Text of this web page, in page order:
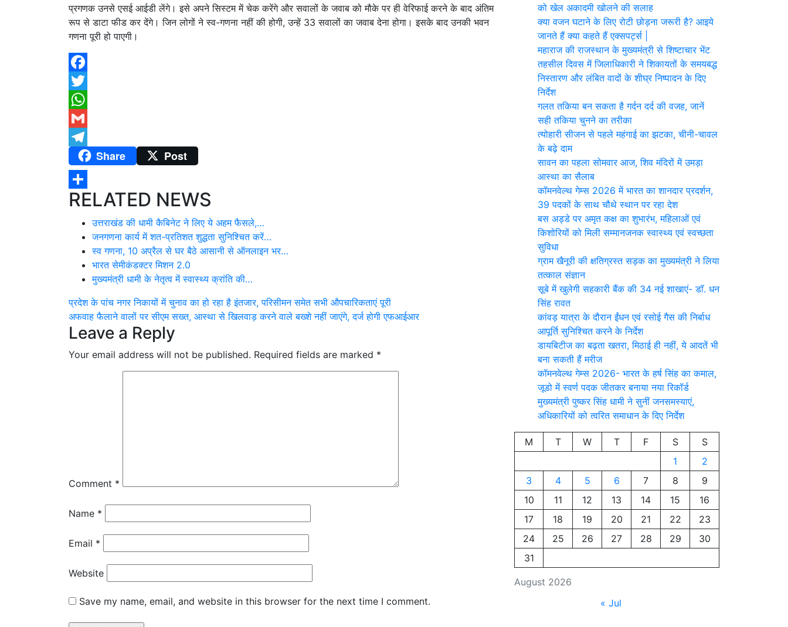
प्रगणक उनसे एसई आईडी लेंगे। इसे अपने सिस्टम में चेक करेंगे और सवालों के जवाब को मौके पर ही वेरिफाई करने के बाद अंतिम
रूप से डाटा फीड कर देंगे। जिन लोगों ने स्व-गणना नहीं की होगी, उन्हें 33 सवालों का जवाब देना होगा। इसके बाद उनकी भवन
गणना पूरी हो पाएगी।
Facebook
Twitter
WhatsApp
Gmail
TelegramShare Post
Share
RELATED NEWS
उत्तराखंड की धामी कैबिनेट ने लिए ये अहम फैसले,…
जनगणना कार्य में शत-प्रतिशत शुद्धता सुनिश्चित करें…
स्व गणना, 10 अप्रैल से घर बैठे आसानी से ऑनलाइन भर…
भारत सेमीकंडक्टर मिशन 2.0
मुख्यमंत्री धामी के नेतृत्व में स्वास्थ्य क्रांति की…
Post
navigation
प्रदेश के पांच नगर निकायों में चुनाव का हो रहा है इंतजार, परिसीमन समेत सभी औपचारिकताएं पूरी
अफवाह फैलाने वालों पर सीएम सख्त, आस्था से खिलवाड़ करने वाले बख्शे नहीं जाएंगे, दर्ज होगी एफआईआर
Leave a Reply
Your email address will not be published. Required fields are marked *
Comment *
Name *
Email *
Website
Save my name, email, and website in this browser for the next time I comment.
को खेल अकादमी खोलने की सलाह
क्या वजन घटाने के लिए रोटी छोड़ना जरूरी है? आइये
जानते हैं क्या कहते हैं एक्सपर्ट्स |
महाराज की राजस्थान के मुख्यमंत्री से शिष्टाचार भेंट
तहसील दिवस में जिलाधिकारी ने शिकायतों के समयबद्ध
निस्तारण और लंबित वादों के शीघ्र निष्पादन के दिए
निर्देश
गलत तकिया बन सकता है गर्दन दर्द की वजह, जानें
सही तकिया चुनने का तरीका
त्योहारी सीजन से पहले महंगाई का झटका, चीनी-चावल
के बढ़े दाम
सावन का पहला सोमवार आज, शिव मंदिरों में उमड़ा
आस्था का सैलाब
कॉमनवेल्थ गेम्स 2026 में भारत का शानदार प्रदर्शन,
39 पदकों के साथ चौथे स्थान पर रहा देश
बस अड्डे पर अमृत कक्ष का शुभारंभ, महिलाओं एवं
किशोरियों को मिली सम्मानजनक स्वास्थ्य एवं स्वच्छता
सुविधा
ग्राम खैनूरी की क्षतिग्रस्त सड़क का मुख्यमंत्री ने लिया
तत्काल संज्ञान
सूबे में खुलेगी सहकारी बैंक की 34 नई शाखाएं- डाॅ. धन
सिंह रावत
कांवड़ यात्रा के दौरान ईंधन एवं रसोई गैस की निर्बाध
आपूर्ति सुनिश्चित करने के निर्देश
डायबिटीज का बढ़ता खतरा, मिठाई ही नहीं, ये आदतें भी
बना सकती हैं मरीज
कॉमनवेल्थ गेम्स 2026- भारत के हर्ष सिंह का कमाल,
जूडो में स्वर्ण पदक जीतकर बनाया नया रिकॉर्ड
मुख्यमंत्री पुष्कर सिंह धामी ने सुनीं जनसमस्याएं,
अधिकारियों को त्वरित समाधान के दिए निर्देश
August 2026
M T W T F S
S
1
2
3
4 5 6 7 8
9
10
11 12 13 14 15
16
17
18 19 20 21 22
23
24
25 26 27 28 29
30
31
« Jul